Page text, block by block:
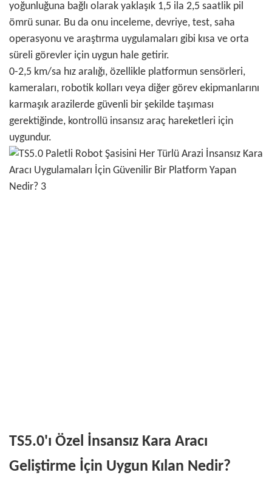
yoğunluğuna bağlı olarak yaklaşık 1,5 ila 2,5 saatlik pil
ömrü sunar. Bu da onu inceleme, devriye, test, saha
operasyonu ve araştırma uygulamaları gibi kısa ve orta
süreli görevler için uygun hale getirir.
0-2,5 km/sa hız aralığı, özellikle platformun sensörleri,
kameraları, robotik kolları veya diğer görev ekipmanlarını
karmaşık arazilerde güvenli bir şekilde taşıması
gerektiğinde, kontrollü insansız araç hareketleri için
uygundur.
TS5.0'ı Özel İnsansız Kara Aracı
Geliştirme İçin Uygun Kılan Nedir?